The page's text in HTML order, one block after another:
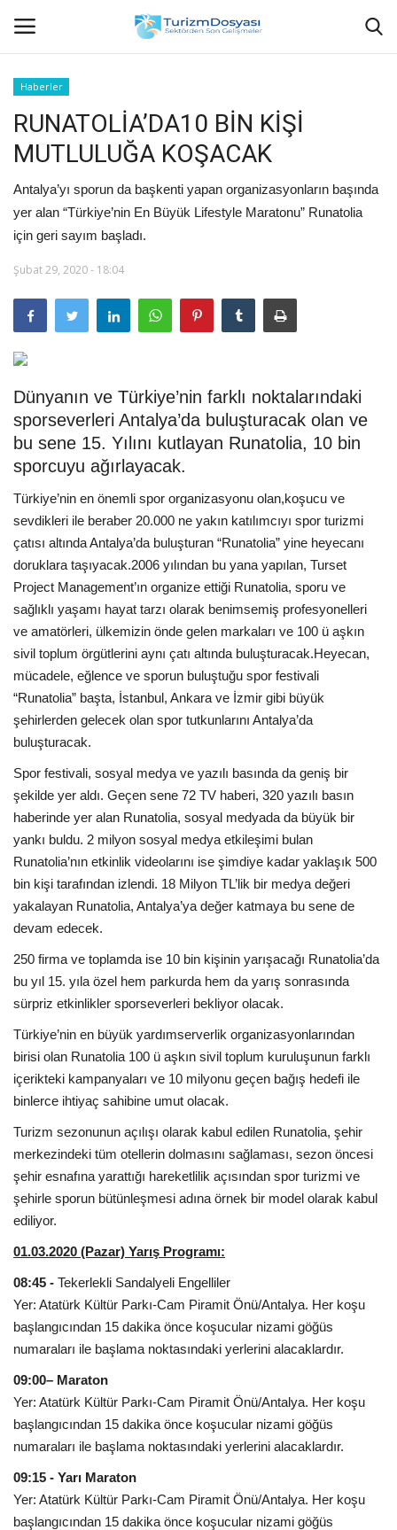
Anasayfa
Bize Ulaşın
Künye
KVKK Aydınlatma Metni
Görüntülü
Araştırma - İnceleme
Lezzet Durakları
Röportajlar
Gezi - Yorum
Sizlerden Gelenler
Yorumlar
Video Tanıtım
Köşe Yazarları
Galeri
Haberler
RUNATOLİA’DA10 BİN KİŞİ
MUTLULUĞA KOŞACAK
Antalya’yı sporun da başkenti yapan organizasyonların başında
yer alan “Türkiye’nin En Büyük Lifestyle Maratonu” Runatolia
için geri sayım başladı.
Şubat 29, 2020 - 18:04
Dünyanın ve Türkiye’nin farklı noktalarındaki
sporseverleri Antalya’da buluşturacak olan ve
bu sene 15. Yılını kutlayan Runatolia, 10 bin
sporcuyu ağırlayacak.
Türkiye’nin en önemli spor organizasyonu olan,koşucu ve
sevdikleri ile beraber 20.000 ne yakın katılımcıyı spor turizmi
çatısı altında Antalya’da buluşturan “Runatolia” yine heyecanı
doruklara taşıyacak.2006 yılından bu yana yapılan, Turset
Project Management’ın organize ettiği Runatolia, sporu ve
sağlıklı yaşamı hayat tarzı olarak benimsemiş profesyonelleri
ve amatörleri, ülkemizin önde gelen markaları ve 100 ü aşkın
sivil toplum örgütlerini aynı çatı altında buluşturacak.Heyecan,
mücadele, eğlence ve sporun buluştuğu spor festivali
“Runatolia” başta, İstanbul, Ankara ve İzmir gibi büyük
şehirlerden gelecek olan spor tutkunlarını Antalya’da
buluşturacak.
Spor festivali, sosyal medya ve yazılı basında da geniş bir
şekilde yer aldı. Geçen sene 72 TV haberi, 320 yazılı basın
haberinde yer alan Runatolia, sosyal medyada da büyük bir
yankı buldu. 2 milyon sosyal medya etkileşimi bulan
Runatolia’nın etkinlik videolarını ise şimdiye kadar yaklaşık 500
bin kişi tarafından izlendi. 18 Milyon TL’lik bir medya değeri
yakalayan Runatolia, Antalya’ya değer katmaya bu sene de
devam edecek.
250 firma ve toplamda ise 10 bin kişinin yarışacağı Runatolia’da
bu yıl 15. yıla özel hem parkurda hem da yarış sonrasında
sürpriz etkinlikler sporseverleri bekliyor olacak.
Türkiye’nin en büyük yardımserverlik organizasyonlarından
birisi olan Runatolia 100 ü aşkın sivil toplum kuruluşunun farklı
içerikteki kampanyaları ve 10 milyonu geçen bağış hedefi ile
binlerce ihtiyaç sahibine umut olacak.
Turizm sezonunun açılışı olarak kabul edilen Runatolia, şehir
merkezindeki tüm otellerin dolmasını sağlaması, sezon öncesi
şehir esnafına yarattığı hareketlilik açısından spor turizmi ve
şehirle sporun bütünleşmesi adına örnek bir model olarak kabul
ediliyor.
01.03.2020 (Pazar) Yarış Programı:
08:45 - Tekerlekli Sandalyeli Engelliler
Yer: Atatürk Kültür Parkı-Cam Piramit Önü/Antalya. Her koşu
başlangıcından 15 dakika önce koşucular nizami göğüs
numaraları ile başlama noktasındaki yerlerini alacaklardır.
09:00– Maraton
Yer: Atatürk Kültür Parkı-Cam Piramit Önü/Antalya. Her koşu
başlangıcından 15 dakika önce koşucular nizami göğüs
numaraları ile başlama noktasındaki yerlerini alacaklardır.
09:15 - Yarı Maraton
Yer: Atatürk Kültür Parkı-Cam Piramit Önü/Antalya. Her koşu
başlangıcından 15 dakika önce koşucular nizami göğüs